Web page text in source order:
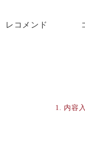
レコメンド
内容